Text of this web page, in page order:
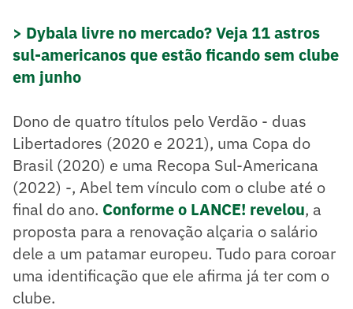
> Dybala livre no mercado? Veja 11 astros
sul-americanos que estão ficando sem clube
em junho
Dono de quatro títulos pelo Verdão - duas
Libertadores (2020 e 2021), uma Copa do
Brasil (2020) e uma Recopa Sul-Americana
(2022) -, Abel tem vínculo com o clube até o
final do ano. Conforme o LANCE! revelou, a
proposta para a renovação alçaria o salário
dele a um patamar europeu. Tudo para coroar
uma identificação que ele afirma já ter com o
clube.